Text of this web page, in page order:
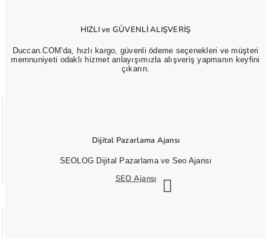
HIZLI ve GÜVENLİ ALIŞVERİŞ
Duccan.COM'da, hızlı kargo, güvenli ödeme seçenekleri ve müşteri
memnuniyeti odaklı hizmet anlayışımızla alışveriş yapmanın keyfini
çıkarın.
Dijital Pazarlama Ajansı
SEOLOG Dijital Pazarlama ve Seo Ajansı
SEO Ajansı